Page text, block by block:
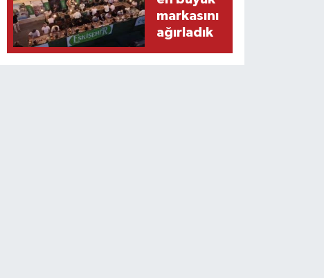
markasını
ağırladık